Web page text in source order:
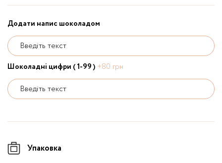
Додати напис шоколадом
Введіть текст
Шоколадні цифри ( 1-99 ) +80 грн
Введіть текст
Упаковка